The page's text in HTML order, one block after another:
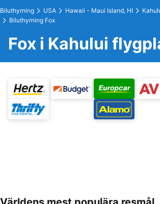
Biluthyrning USA Hawaii - Maui Island, HI
Biluthyrning Fox
Fox i Kahului